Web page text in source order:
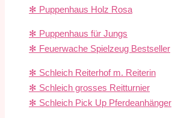
✻ Puppenhaus Holz Rosa
✻ Puppenhaus für Jungs
✻ Feuerwache Spielzeug Bestseller
✻ Schleich Reiterhof m. Reiterin
✻ Schleich grosses Reitturnier
✻ Schleich Pick Up Pferdeanhänger